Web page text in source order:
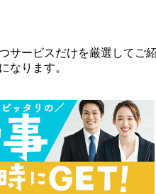
サービスだけを厳選してご
なります。